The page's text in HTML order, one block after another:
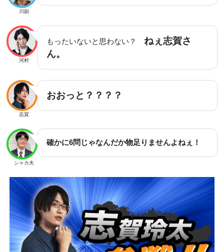
川副
河村
もったいないと思わない？ ねぇ志賀さ
ん。
志賀
おおっと？？？？
シャカ夫
確かに6問じゃなんだか物足りませんよねぇ！